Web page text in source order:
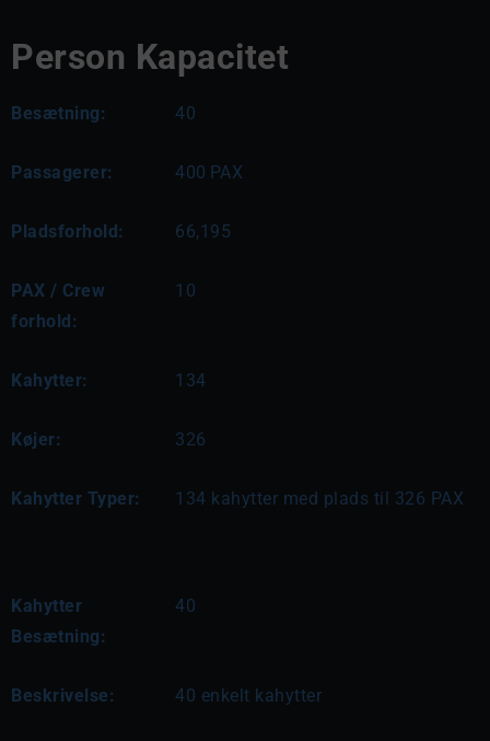
Person Kapacitet
Besætning: 40
Passagerer: 400 PAX
Pladsforhold: 66,195
PAX / Crew
forhold:
10
Kahytter: 134
Køjer: 326
Kahytter Typer: 134 kahytter med plads til 326 PAX
Kahytter
Besætning:
40
Beskrivelse: 40 enkelt kahytter